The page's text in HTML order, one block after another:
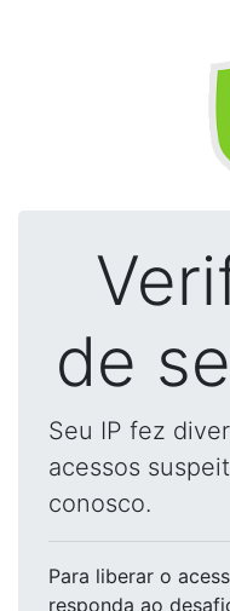
de
Seu IP fez
acessos
conosco.
Para liberar o
responda ao